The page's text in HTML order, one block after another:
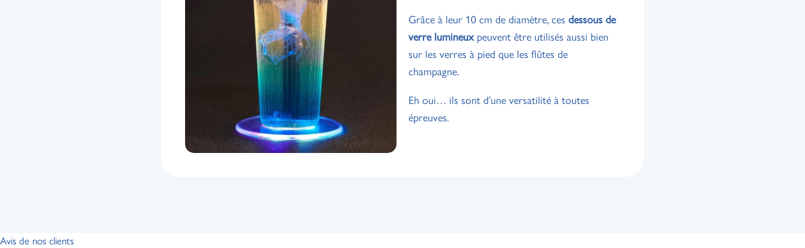
Grâce à leur 10 cm de diamètre, ces dessous de
verre lumineuxpeuvent être utilisés aussi bien
sur les verres à pied que les flûtes de
champagne.
Eh oui… ils sont d’une versatilité à toutes
épreuves.
Avis de nos clients